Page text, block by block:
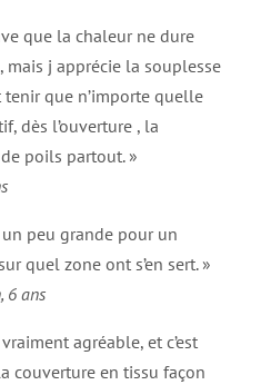
que la chaleur ne dure
j apprécie la souplesse
que n’importe quelle
dès l’ouverture , la
poils partout. »
peu grande pour un
quel zone ont s’en sert. »
6 ans
agréable, et c’est
couverture en tissu façon